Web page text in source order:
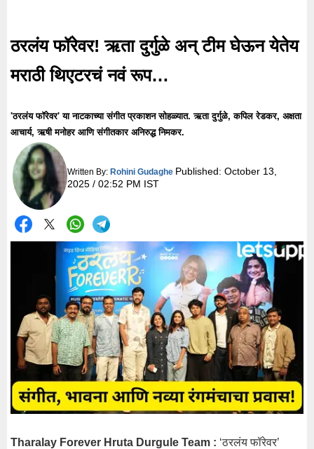
ठरलंय फॉरेवर! ऋता दुर्गुळे अन् टीम घेऊन येतेय
मराठी थिएटरचं नवं रूप…
'ठरलंय फॉरेवर' या नाटकाच्या संगीत प्रकाशन सोहळ्यात. ऋता दुर्गुळे, कपिल रेडकर, अक्षता
आचार्य, ऋषी मनोहर आणि संगीतकार अनिरुद्ध निमकर.
Written By: Rohini Gudaghe Published: October 13,
2025 / 02:52 PM IST
Tharalay Forever Hruta Durgule Team : ‘ठरलंय फॉरेवर’